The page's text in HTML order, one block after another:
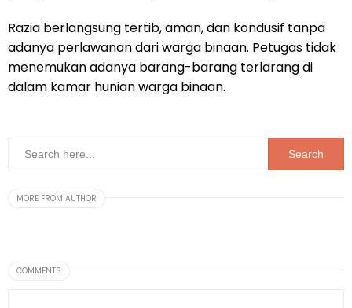
Razia berlangsung tertib, aman, dan kondusif tanpa
adanya perlawanan dari warga binaan. Petugas tidak
menemukan adanya barang-barang terlarang di
dalam kamar hunian warga binaan.
MORE FROM AUTHOR
COMMENTS